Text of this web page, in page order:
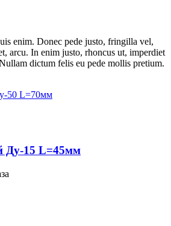
enim. Donec pede justo, fringilla vel,
arcu. In enim justo, rhoncus ut, imperdiet
dictum felis eu pede mollis pretium.
Ду-15 L=45мм